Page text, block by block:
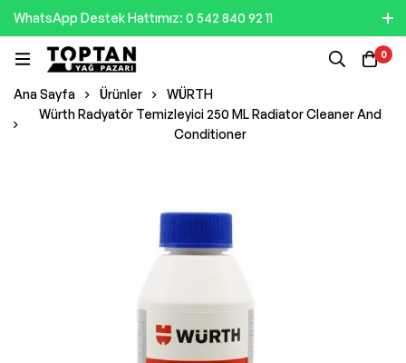
WhatsApp Destek Hattımız: 0 542 840 92 11
0
Ana Sayfa Ürünler
WÜRTH
Würth Radyatör Temizleyici 250 ML Radiator Cleaner And
Conditioner